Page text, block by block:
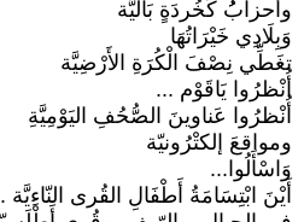
وأحزابُُ كَخُردَةٍ بَاليَّة
وَبِلَادِي خَيْرَاتُهَا
تغَطِّي نِصْفَ الْكُرَةِ الأَرْضِيَّة
أُنْظرُوا يَاقَوْم ...
أُنْظرُوا عَناوينَ الصُّحُفِ اليَوْمِيَّةِ
ومواقعَ إلكتْرُونيّة
وَاسْأَلُوا...
أَيْنَ ابْتِسَامَةُ أَطْفَالِ القُرى النّاءِيَّة